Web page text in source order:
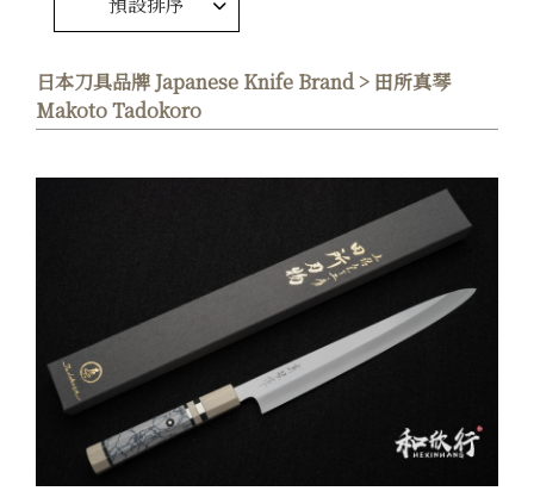
日本刀具品牌 Japanese Knife Brand > 田所真琴
Makoto Tadokoro